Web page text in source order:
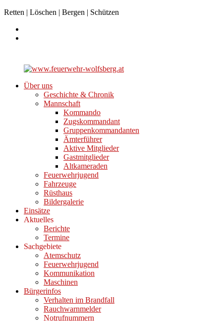
Retten | Löschen | Bergen | Schützen
Über uns
Geschichte & Chronik
Mannschaft
Kommando
Zugskommandant
Gruppenkommandanten
Ämterführer
Aktive Mitglieder
Gastmitglieder
Altkameraden
Feuerwehrjugend
Fahrzeuge
Rüsthaus
Bildergalerie
Einsätze
Aktuelles
Berichte
Termine
Sachgebiete
Atemschutz
Feuerwehrjugend
Kommunikation
Maschinen
Bürgerinfos
Verhalten im Brandfall
Rauchwarnmelder
Notrufnummern